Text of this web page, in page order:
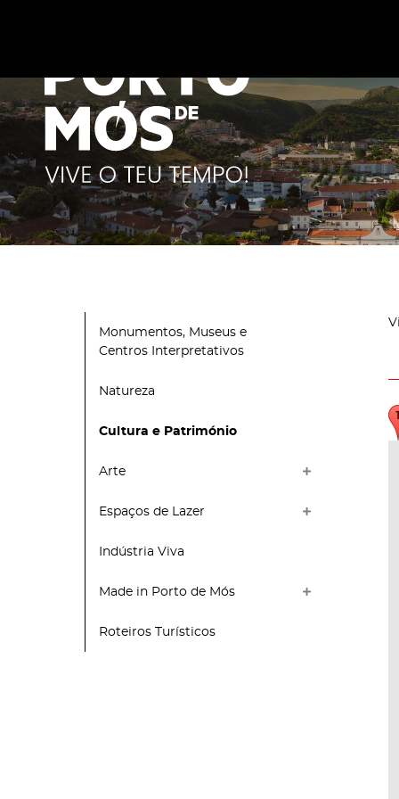
Monumentos, Museus e
Centros Interpretativos
Natureza
Cultura e Património
Arte
Espaços de Lazer
Indústria Viva
Made in Porto de Mós
Roteiros Turísticos